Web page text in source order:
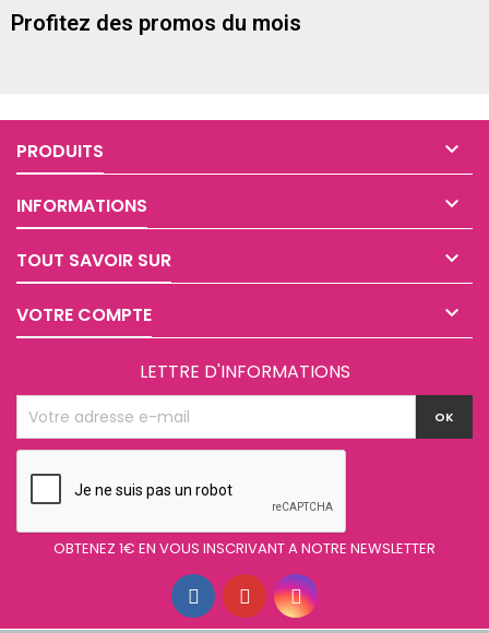
Profitez des promos du mois
PRODUITS 
INFORMATIONS 
TOUT SAVOIR SUR 
VOTRE COMPTE 
LETTRE D'INFORMATIONS
OBTENEZ 1€ EN VOUS INSCRIVANT A NOTRE NEWSLETTER